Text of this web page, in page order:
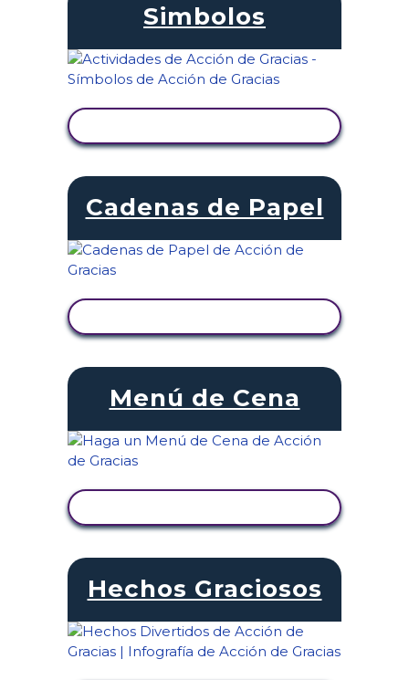
Simbolos
Cadenas de Papel
Menú de Cena
Hechos Graciosos